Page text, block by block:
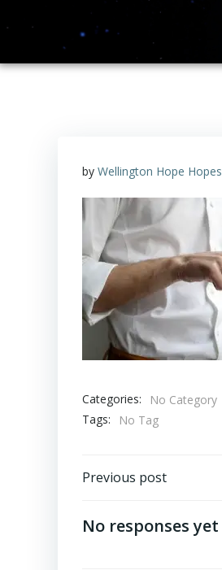
by Wellington Hope Hopes
Categories:
No Category
Tags:
No Tag
Post
navigation
Previous post
No responses yet